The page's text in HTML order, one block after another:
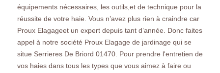
équipements nécessaires, les outils,et de technique pour la
réussite de votre haie. Vous n’avez plus rien à craindre car
Proux Elagageet un expert depuis tant d’année. Donc faites
appel à notre société Proux Elagage de jardinage qui se
situe Serrieres De Briord 01470. Pour prendre l'entretien de
vos haies dans tous les types que vous aimez à faire ou